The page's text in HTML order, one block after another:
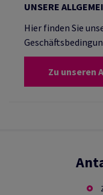
UNSERE
Hier finden Sie
Zu unseren